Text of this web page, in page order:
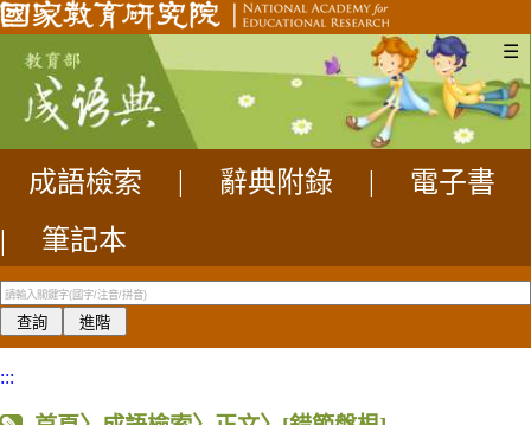
☰
成語檢索 辭典附錄
電子書
|
筆記本
:::